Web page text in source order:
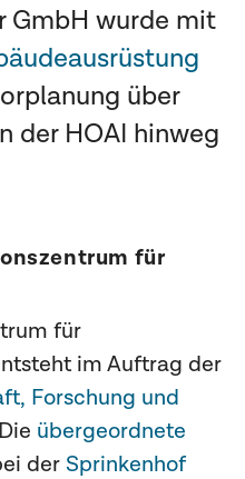
GmbH wurde mit
über
der HOAI hinweg
für
für
im Auftrag der
Forschung und
übergeordnete
der Sprinkenhof